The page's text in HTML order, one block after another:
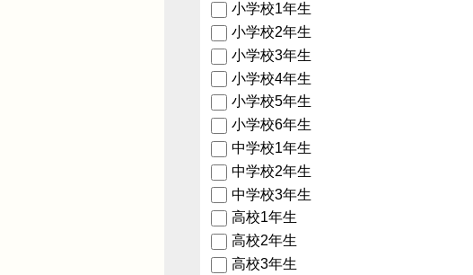
小学校1年生
小学校2年生
小学校3年生
小学校4年生
小学校5年生
小学校6年生
中学校1年生
中学校2年生
中学校3年生
高校1年生
高校2年生
高校3年生